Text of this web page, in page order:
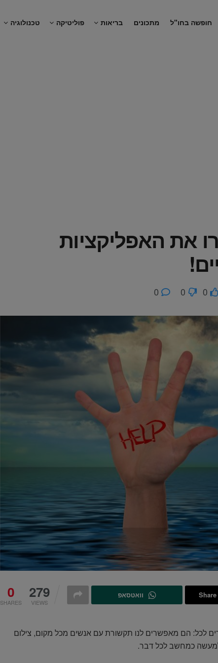
חופשה בחו"ל מתכונים בריאות פוליטיקה טכנולוגיה
את האפליקציות
0
0
0
SHARES
279
VIEWS
וואטסאפ
לכל: הם מאפשרים לנו תקשורת עם אנשים מכל מקום, צילום
למעשה כמחשב לכל דבר.